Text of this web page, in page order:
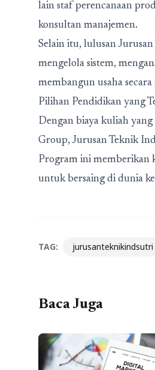
lain staf perencanaan
konsultan manajemen.
Selain itu, lulusan
mengelola sistem,
membangun usaha
Pilihan Pendidikan yang
Dengan biaya kuliah
Group, Jurusan Teknik
Program ini memberikan
untuk bersaing di dunia
TAG: jurusanteknikindsutri
Baca Juga